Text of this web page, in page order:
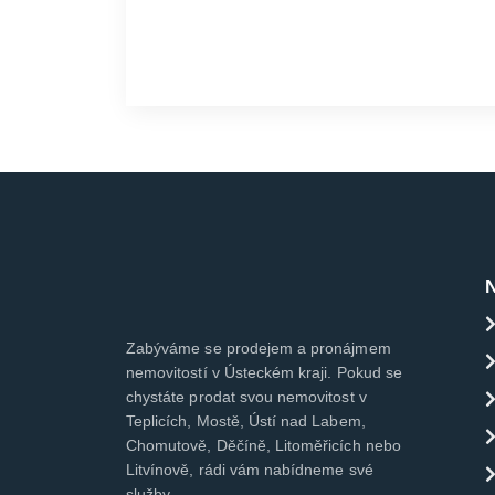
Zabýváme se prodejem a pronájmem
nemovitostí v Ústeckém kraji. Pokud se
chystáte prodat svou nemovitost v
Teplicích, Mostě, Ústí nad Labem,
Chomutově, Děčíně, Litoměřicích nebo
Litvínově, rádi vám nabídneme své